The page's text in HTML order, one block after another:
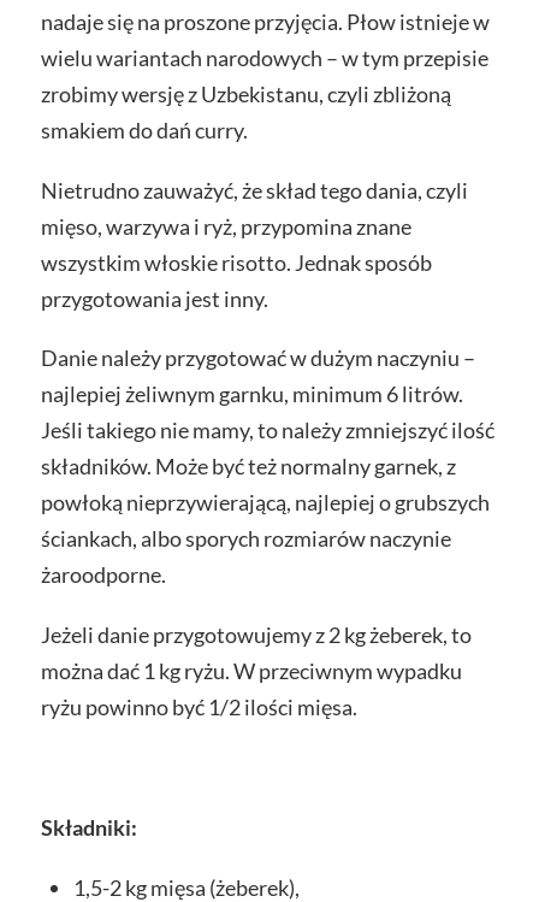
nadaje się na proszone przyjęcia. Płow istnieje w
wielu wariantach narodowych – w tym przepisie
zrobimy wersję z Uzbekistanu, czyli zbliżoną
smakiem do dań curry.
Nietrudno zauważyć, że skład tego dania, czyli
mięso, warzywa i ryż, przypomina znane
wszystkim włoskie risotto. Jednak sposób
przygotowania jest inny.
Danie należy przygotować w dużym naczyniu –
najlepiej żeliwnym garnku, minimum 6 litrów.
Jeśli takiego nie mamy, to należy zmniejszyć ilość
składników. Może być też normalny garnek, z
powłoką nieprzywierającą, najlepiej o grubszych
ściankach, albo sporych rozmiarów naczynie
żaroodporne.
Jeżeli danie przygotowujemy z 2 kg żeberek, to
można dać 1 kg ryżu. W przeciwnym wypadku
ryżu powinno być 1/2 ilości mięsa.
Składniki:
1,5-2 kg mięsa (żeberek),